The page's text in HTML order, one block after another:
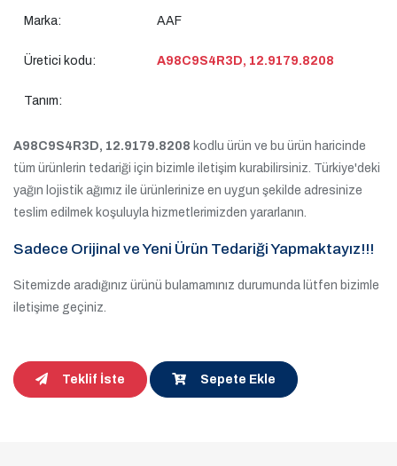
Marka: AAF
Üretici kodu: A98C9S4R3D, 12.9179.8208
Tanım:
A98C9S4R3D, 12.9179.8208 kodlu ürün ve bu ürün haricinde
tüm ürünlerin tedariği için bizimle iletişim kurabilirsiniz. Türkiye'deki
yağın lojistik ağımız ile ürünlerinize en uygun şekilde adresinize
teslim edilmek koşuluyla hizmetlerimizden yararlanın.
Sadece Orijinal ve Yeni Ürün Tedariği Yapmaktayız!!!
Sitemizde aradığınız ürünü bulamamınız durumunda lütfen bizimle
iletişime geçiniz.
Teklif İste Sepete Ekle